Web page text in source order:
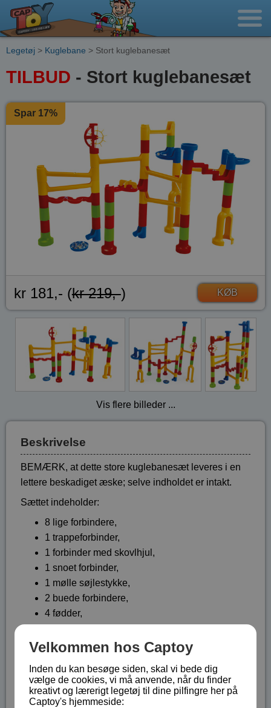
Legetøj > Kuglebane > Stort kuglebanesæt
TILBUD - Stort kuglebanesæt
Spar 17%
kr 181,- (kr 219,-) KØB
Vis flere billeder ...
Beskrivelse
BEMÆRK, at dette store kuglebanesæt leveres i en
lettere beskadiget æske; selve indholdet er intakt.
Sættet indeholder:
8 lige forbindere,
1 trappeforbinder,
1 forbinder med skovlhjul,
1 snoet forbinder,
1 mølle søjlestykke,
2 buede forbindere,
4 fødder,
1 stor fod,
4 gennemskårede stykker
Ialt 48 dele plus 20 kugler.
Velkommen hos Captoy
Inden du kan besøge siden, skal vi bede dig
vælge de cookies, vi må anvende, når du finder
kreativt og lærerigt legetøj til dine pilfingre her på
Captoy's hjemmeside: